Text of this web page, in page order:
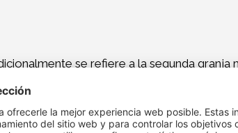
se refiere a la segunda
Desde hace algunos años se ha
el Consorcio de Control de Calidad para
y aprender sobre sus ventajas.
con confianza a dar el paso hacia esta